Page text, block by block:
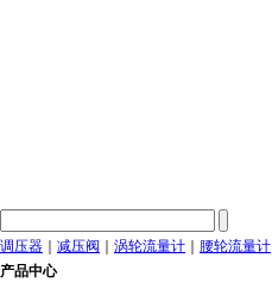
调压器 减压阀 涡轮流量计 腰轮流量计
产品中心